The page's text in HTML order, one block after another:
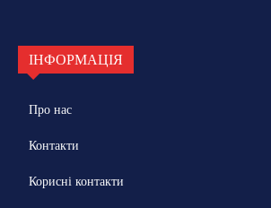
ІНФОРМАЦІЯ
Про нас
Контакти
Корисні контакти